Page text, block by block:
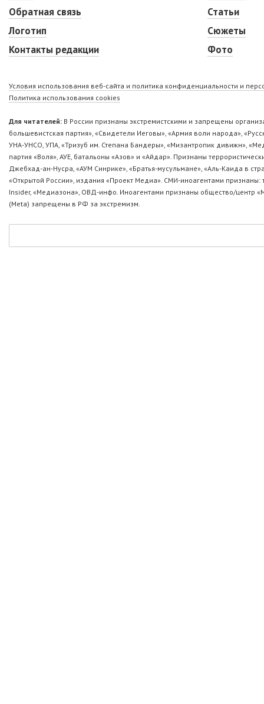
Обратная связь
Логотип
Контакты редакции
Статьи
Сюжеты
Фото
Условия использования веб-сайта и политика конфиденциальности и
Политика использования cookies
Для читателей: В России признаны экстремистскими и запрещены
большевистская партия», «Свидетели Иеговы», «Армия воли народа»,
УНА-УНСО, УПА, «Тризуб им. Степана Бандеры», «Мизантропик дивижн»,
партия «Воля», АУЕ, батальоны «Азов» и «Айдар». Признаны
Джебхад-ан-Нусра, «АУМ Синрике», «Братья-мусульмане», «Аль-Каида в
«Открытой России», издания «Проект Медиа». СМИ-иноагентами
Insider, «Медиазона», ОВД-инфо. Иноагентами признаны общество/центр
(Metа) запрещены в РФ за экстремизм.